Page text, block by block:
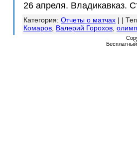
26 апреля. Владикавказ.
Категория: Отчеты о матчах | |
Комаров Валерий Горохов